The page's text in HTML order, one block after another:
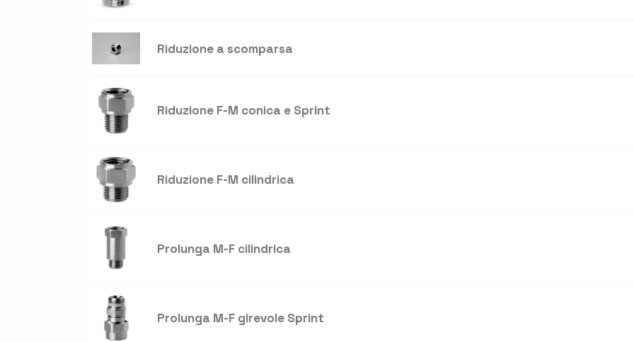
Riduzione a scomparsa
Riduzione F-M conica e Sprint
Riduzione F-M cilindrica
Prolunga M-F cilindrica
Prolunga M-F girevole Sprint